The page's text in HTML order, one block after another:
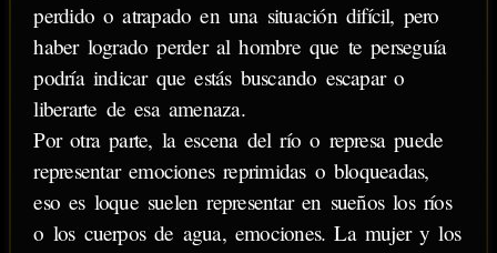
perdido o atrapado en una situación difícil, pero
haber logrado perder al hombre que te perseguía
podría indicar que estás buscando escapar o
liberarte de esa amenaza.
Por otra parte, la escena del río o represa puede
representar emociones reprimidas o bloqueadas,
eso es loque suelen representar en sueños los ríos
o los cuerpos de agua, emociones. La mujer y los